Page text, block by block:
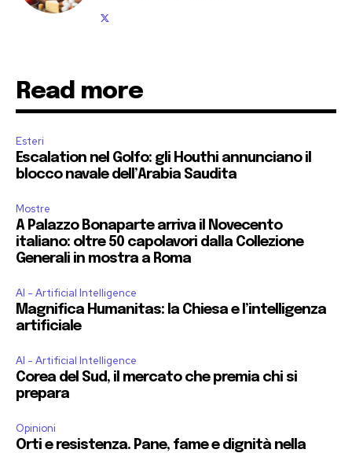
Read more
Esteri
Escalation nel Golfo: gli Houthi annunciano il
blocco navale dell’Arabia Saudita
Mostre
A Palazzo Bonaparte arriva il Novecento
italiano: oltre 50 capolavori dalla Collezione
Generali in mostra a Roma
AI - Artificial Intelligence
Magnifica Humanitas: la Chiesa e l’intelligenza
artificiale
AI - Artificial Intelligence
Corea del Sud, il mercato che premia chi si
prepara
Opinioni
Orti e resistenza. Pane, fame e dignità nella